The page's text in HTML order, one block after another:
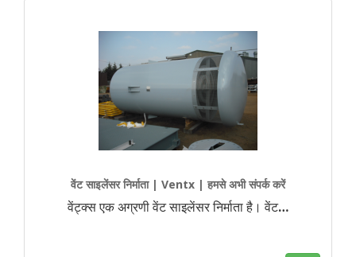
वेंट साइलेंसर निर्माता | Ventx | हमसे अभी संपर्क करें
वेंट्क्स एक अग्रणी वेंट साइलेंसर निर्माता है। वेंट…